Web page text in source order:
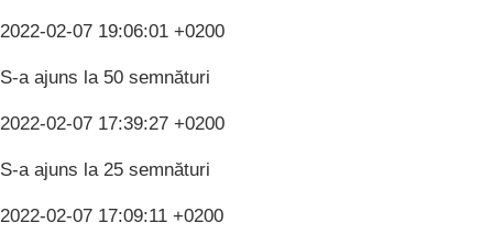
2022-02-07 19:06:01 +0200
S-a ajuns la 50 semnături
2022-02-07 17:39:27 +0200
S-a ajuns la 25 semnături
2022-02-07 17:09:11 +0200